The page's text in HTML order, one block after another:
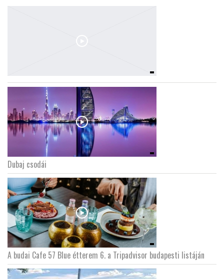
Dubaj csodái
A budai Cafe 57 Blue étterem 6. a Tripadvisor budapesti listáján